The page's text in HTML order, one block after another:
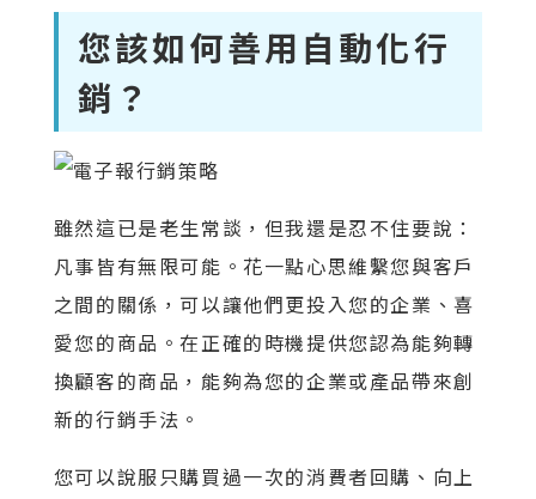
您該如何善用自動化行
銷？
雖然這已是老生常談，但我還是忍不住要說：
凡事皆有無限可能。花一點心思維繫您與客戶
之間的關係，可以讓他們更投入您的企業、喜
愛您的商品。在正確的時機提供您認為能夠轉
換顧客的商品，能夠為您的企業或產品帶來創
新的行銷手法。
您可以說服只購買過一次的消費者回購、向上